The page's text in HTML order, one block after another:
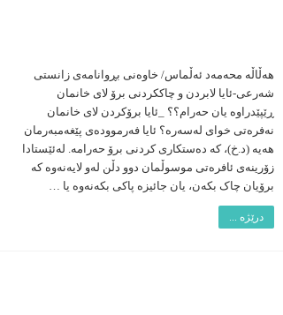
چاککردن
لابردنی
هەڵاڵە محەمەد ئەڵماس/ خاوەنی بڕوانامەی زانستی
شەرعی-ئایا لابردن و چاککردنی برۆ لای خانمان
ڕێپێدراوە یان حەرام؟؟ _ئایا برۆکردن لای خانمان
نەفرەتی خوای لەسەرە؟ ئایا فەرموودەی پێغەمبەرمان
هەیە (د.خ)، کە دەستکاری کردنی برۆ حەرامە. لەئێستادا
زۆرینەی ئافرەتی موسوڵمان دوو دڵن لەو لایەنەوە کە
برۆیان چاک بکەن، یان جائیزە پاکی بکەنەوە یا …
درێژە ...